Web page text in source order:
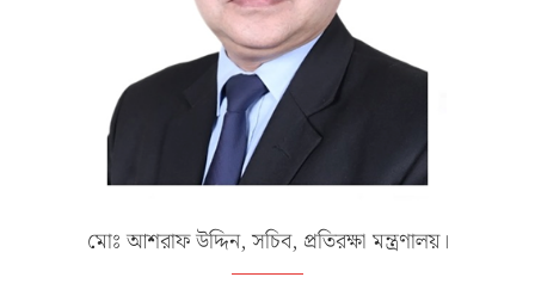
মোঃ আশরাফ উদ্দিন, সচিব, প্রতিরক্ষা মন্ত্রণালয়।